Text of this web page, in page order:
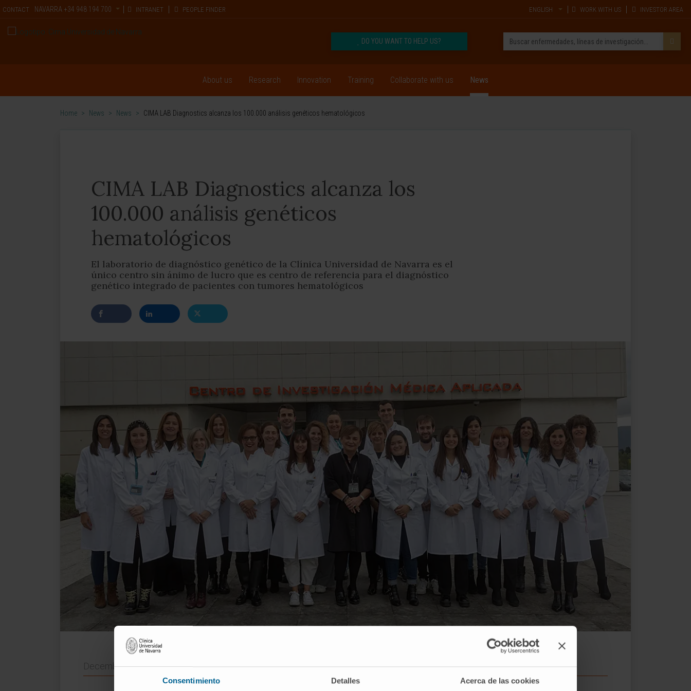
Consentimiento Detalles Acerca de las cookies
CONTACT NAVARRA +34 948 194 700 INTRANET PEOPLE FINDER ENGLISH WORK WITH US INVESTOR AREA
DO YOU WANT TO HELP US?
About us Research Innovation Training Collaborate with us News
Home > News > News > CIMA LAB Diagnostics alcanza los 100.000 análisis genéticos hematológicos
CIMA LAB Diagnostics alcanza los
100.000 análisis genéticos
hematológicos
El laboratorio de diagnóstico genético de la Clínica Universidad de Navarra es el
único centro sin ánimo de lucro que es centro de referencia para el diagnóstico
genético integrado de pacientes con tumores hematológicos
December 7, 2022